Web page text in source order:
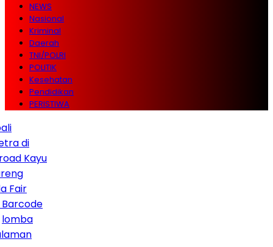
NEWS
Nasional
Kriminal
Daerah
TNI/POLRI
POLITIK
Kesehatan
Pendidikan
PERISTIWA